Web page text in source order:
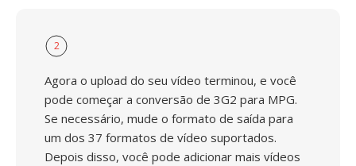
2
Agora o upload do seu vídeo terminou, e você
pode começar a conversão de 3G2 para MPG.
Se necessário, mude o formato de saída para
um dos 37 formatos de vídeo suportados.
Depois disso, você pode adicionar mais vídeos